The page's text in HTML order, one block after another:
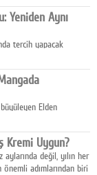
içerikli ürünleri tercih
Yeniden Aynı
tercih yapacak
Elden
bir araya getirmeyi
Kremi Uygun?
aylarında değil, yılın her
önemli adımlarından biri